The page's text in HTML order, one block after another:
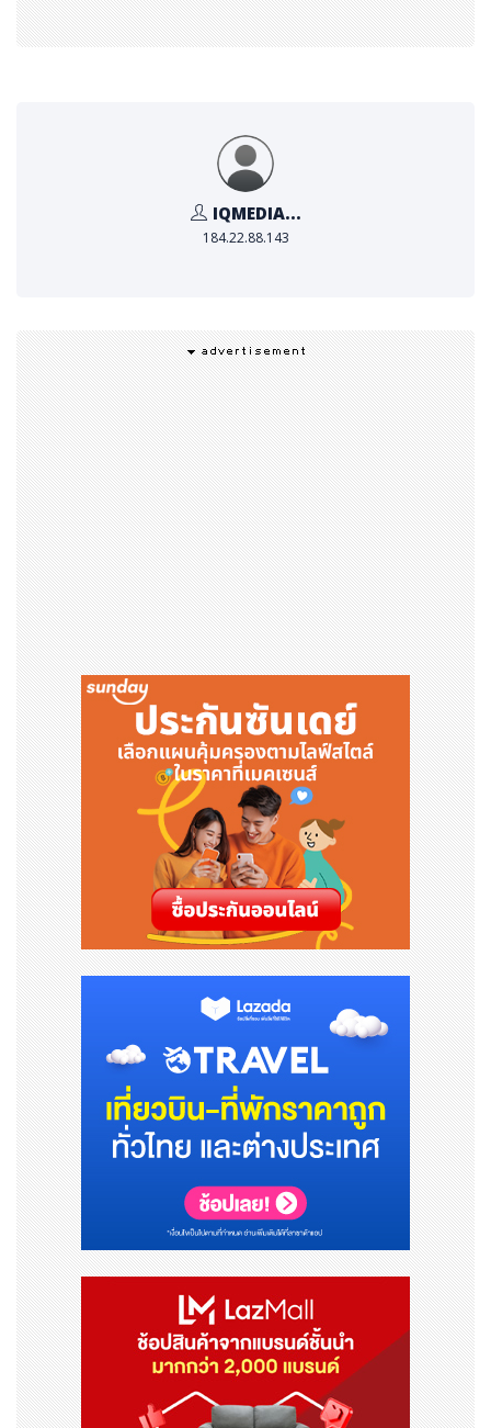
จีซีแอลอุทิศตนเพื่อนำพลังงานหมุนเวียนมาใช้ในชีวิตประจำวั
มและเมืองอัจฉริยะปลอดคาร์บอนหลายแห่ง เพื่อช่วยให้จีนแ
ละประเทศอื่น ๆ เร่งไปสู่เป้าหมายคาร์บอนต่ำ
ขณะนี้จีซีแอลกำลังเพิ่มศักยภาพของแหล่งพลังงานหมุนเวีย
ศรษฐกิจมาให้ผู้ที่อาศัยอยู่ในพื้นที่โดยรอบ ในขณะเดียวกัน บ
ทบาทของบริษัทฯ ในความคิดริเริ่มหนึ่งแถบหนึ่งเส้นทาง (B
elt and Road Initiative หรือ BRI) ได้เข้ามาเร่งสร้างโคร
งสร้างพื้นฐานด้านพลังงานใหม่ทั่วโลก ซึ่งช่วยลดการปล่อยค
าร์บอนและกระตุ้นเศรษฐกิจในภูมิภาคที่บริษัทฯ เข้าไปดำเนินก
าร
รูปภาพ - https://mma.prnewswire.com/media/21
59105/GCL_Rocket.jpg
IQMEDIA...
184.22.88.143